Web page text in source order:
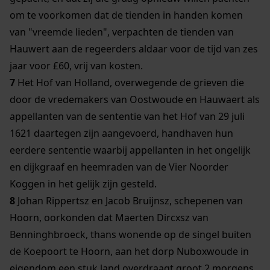
om te voorkomen dat de tienden in handen komen
van "vreemde lieden", verpachten de tienden van
Hauwert aan de regeerders aldaar voor de tijd van zes
jaar voor £60, vrij van kosten.
7 Het Hof van Holland, overwegende de grieven die
door de vredemakers van Oostwoude en Hauwaert als
appellanten van de sententie van het Hof van 29 juli
1621 daartegen zijn aangevoerd, handhaven hun
eerdere sententie waarbij appellanten in het ongelijk
en dijkgraaf en heemraden van de Vier Noorder
Koggen in het gelijk zijn gesteld.
8 Johan Rippertsz en Jacob Bruijnsz, schepenen van
Hoorn, oorkonden dat Maerten Dircxsz van
Benninghbroeck, thans wonende op de singel buiten
de Koepoort te Hoorn, aan het dorp Nuboxwoude in